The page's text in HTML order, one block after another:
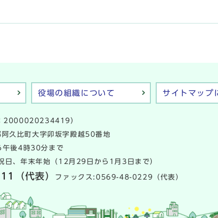
役場の組織について サイトマップ
2000020234419）
久比町大字卯坂字殿越50番地
午後4時30分まで
日、年末年始（12月29日から1月3日まで）
（代表） ファックス:0569-48-0229（代表）